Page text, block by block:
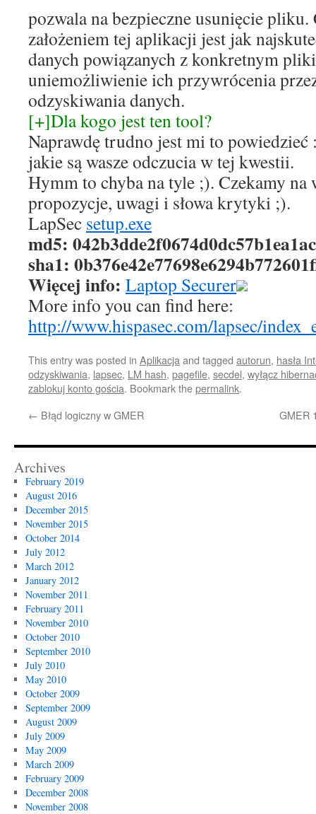
pozwala na bezpieczne usunięcie
założeniem tej aplikacji jest jak
danych powiązanych z konkretnym
uniemożliwienie ich przywrócenia
odzyskiwania danych.
[+]Dla kogo jest ten tool?
Naprawdę trudno jest mi to powiedzieć
jakie są wasze odczucia w tej kwestii.
Hymm to chyba na tyle ;). Czekamy na
propozycje, uwagi i słowa krytyki ;).
LapSec setup.exe
md5:
sha1:
Więcej info: Laptop Securer
More info you can find here:
http://www.hispasec.com/lapsec/
This entry was posted in Aplikacja and tagged autorun, hasła
odzyskiwania, lapsec, LM hash, pagefile, secdel, wyłącz
zablokuj konto gościa. Bookmark thepermalink.
← Błąd logiczny w GMER GMER
Archives
February 2019
August 2016
December 2015
November 2015
October 2014
July 2012
March 2012
January 2012
November 2011
February 2011
November 2010
October 2010
September 2010
July 2010
May 2010
October 2009
September 2009
August 2009
July 2009
May 2009
March 2009
February 2009
December 2008
November 2008